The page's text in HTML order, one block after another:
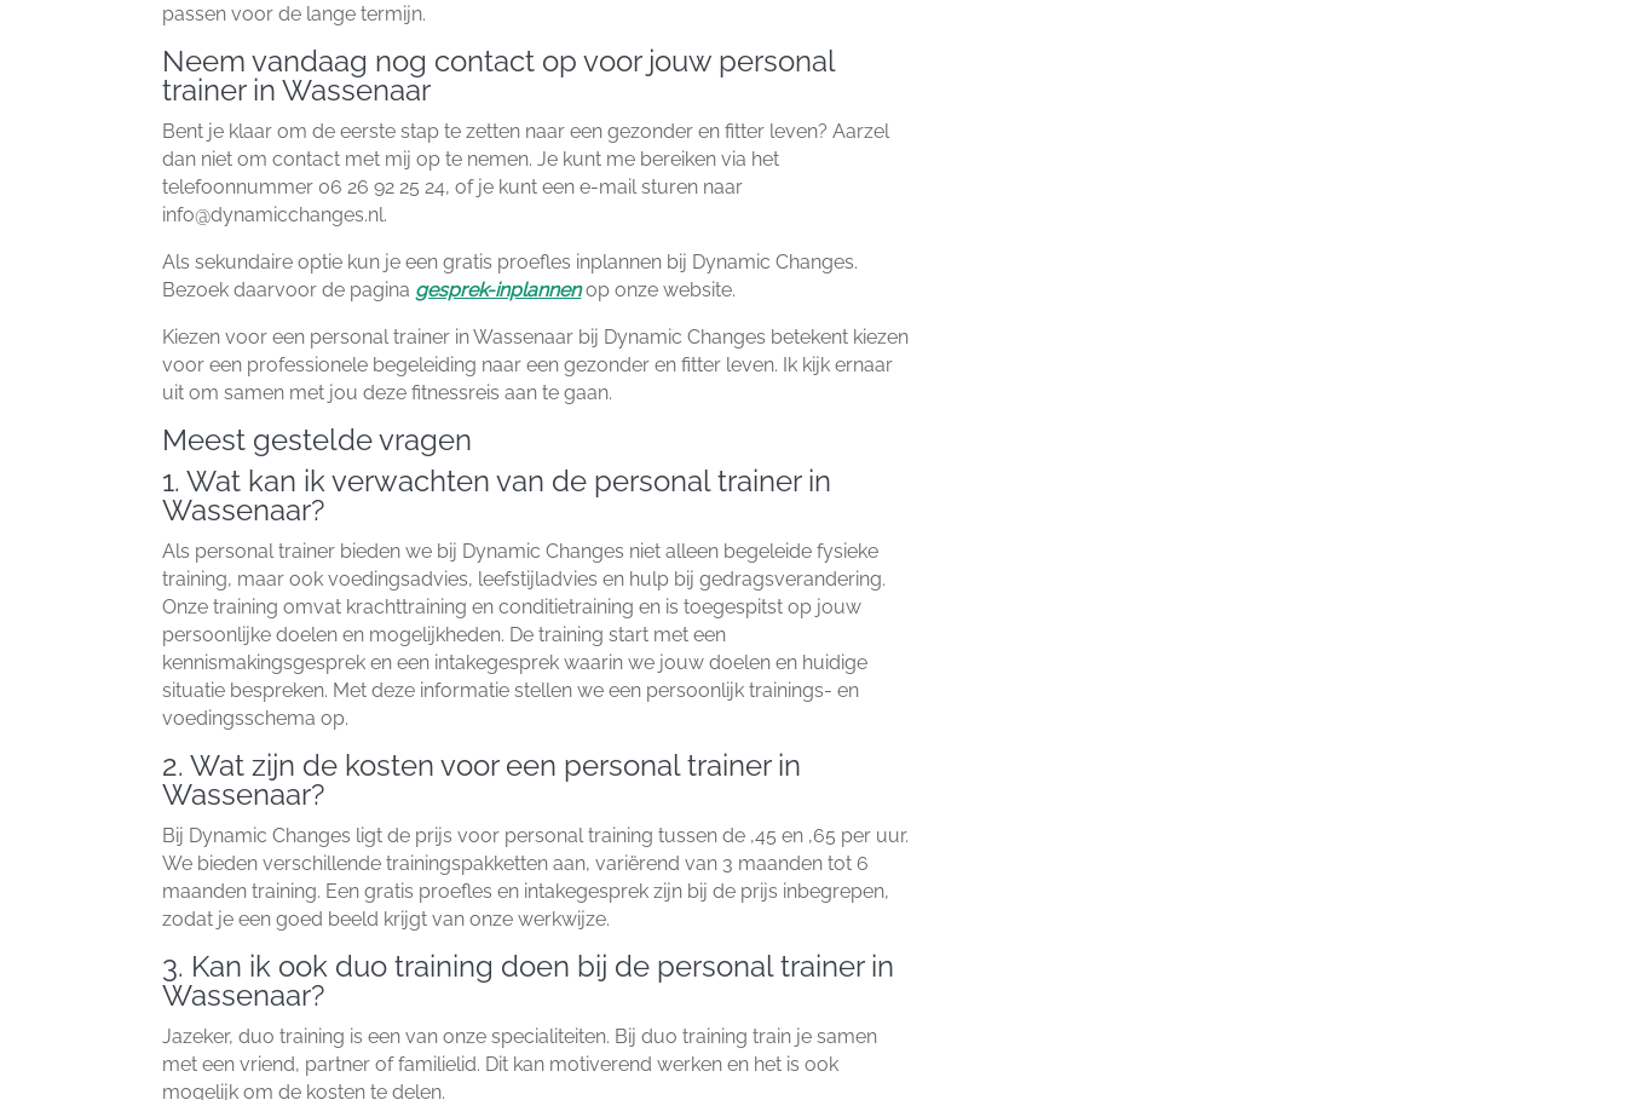
passen voor de lange termijn.​
Neem vandaag nog contact op voor jouw personal
trainer in Wassenaar
Bent je klaar om de eerste stap te zetten naar een gezonder en fitter leven? Aarzel
dan niet om contact met mij op te nemen.​ Je kunt me bereiken via het
telefoonnummer 06 26 92 25 24, of je kunt een e-mail sturen naar
info@dynamicchanges.​nl.​
Als sekundaire optie kun je een gratis proefles inplannen bij Dynamic Changes.​
Bezoek daarvoor de pagina gesprek-inplannenop onze website.​
Kiezen voor een personal trainer in Wassenaar bij Dynamic Changes betekent kiezen
voor een professionele begeleiding naar een gezonder en fitter leven.​ Ik kijk ernaar
uit om samen met jou deze fitnessreis aan te gaan.​
Meest gestelde vragen
1.​ Wat kan ik verwachten van de personal trainer in
Wassenaar?
Als personal trainer bieden we bij Dynamic Changes niet alleen begeleide fysieke
training, maar ook voedingsadvies, leefstijladvies en hulp bij gedragsverandering.​
Onze training omvat krachttraining en conditietraining en is toegespitst op jouw
persoonlijke doelen en mogelijkheden.​ De training start met een
kennismakingsgesprek en een intakegesprek waarin we jouw doelen en huidige
situatie bespreken.​ Met deze informatie stellen we een persoonlijk trainings- en
voedingsschema op.​
2.​ Wat zijn de kosten voor een personal trainer in
Wassenaar?
Bij Dynamic Changes ligt de prijs voor personal training tussen de ,45 en ,65 per uur.​
We bieden verschillende trainingspakketten aan, variërend van 3 maanden tot 6
maanden training.​ Een gratis proefles en intakegesprek zijn bij de prijs inbegrepen,
zodat je een goed beeld krijgt van onze werkwijze.​
3.​ Kan ik ook duo training doen bij de personal trainer in
Wassenaar?
Jazeker, duo training is een van onze specialiteiten.​ Bij duo training train je samen
met een vriend, partner of familielid.​ Dit kan motiverend werken en het is ook
mogelijk om de kosten te delen.​